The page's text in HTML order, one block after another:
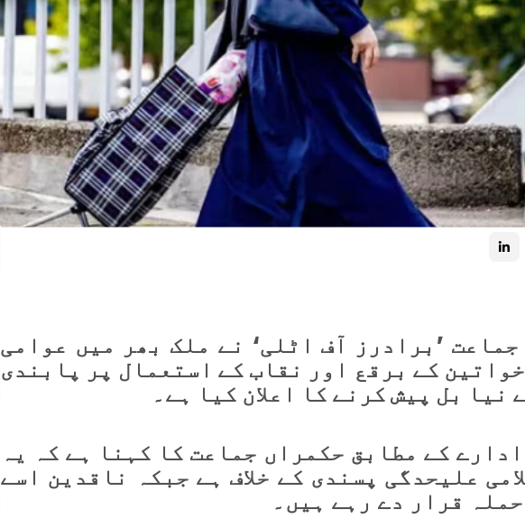
’برادرز آف اٹلی‘ نے ملک بھر میں عوامی
کے برقع اور نقاب کے استعمال پر پابندی
نیا بل پیش کرنے کا اعلان کیا ہے۔
کے مطابق حکمراں جماعت کا کہنا ہے کہ یہ
علیحدگی پسندی کے خلاف ہے جبکہ ناقدین اسے
قرار دے رہے ہیں۔